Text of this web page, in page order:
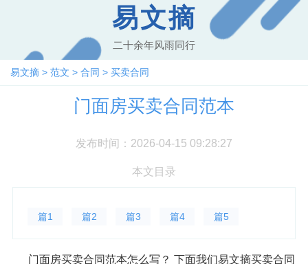
易文摘
二十余年风雨同行
易文摘 > 范文 > 合同 > 买卖合同
门面房买卖合同范本
发布时间：2026-04-15 09:28:27
本文目录
篇1 篇2 篇3 篇4 篇5
门面房买卖合同范本怎么写？ 下面我们易文摘买卖合同